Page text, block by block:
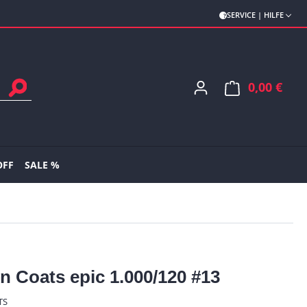
SERVICE | HILFE
0,00 €
SALE %
Coats epic 1.000/120 #13